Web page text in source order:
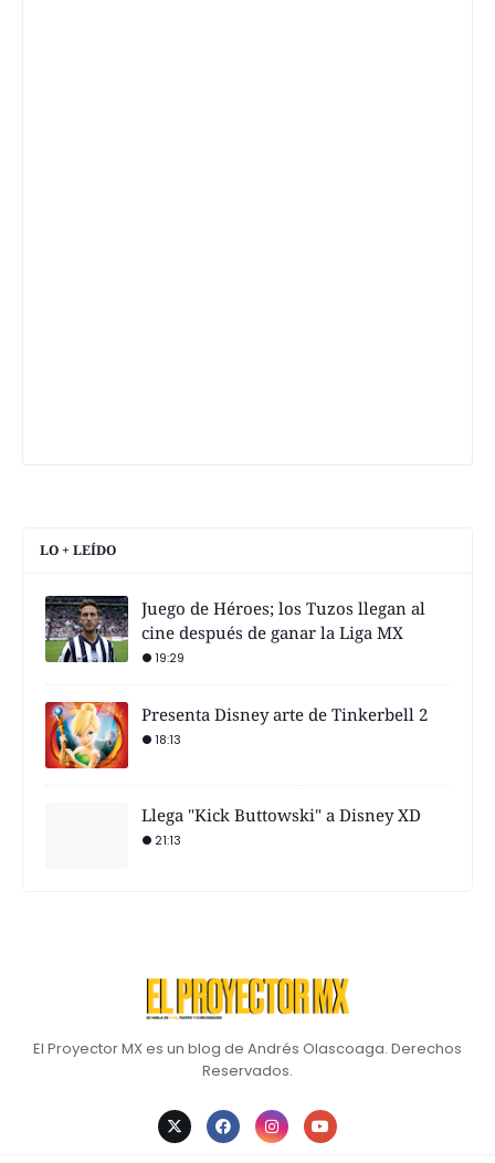
LO + LEÍDO
Juego de Héroes; los Tuzos llegan al
cine después de ganar la Liga MX
19:29
Presenta Disney arte de Tinkerbell 2
18:13
Llega "Kick Buttowski" a Disney XD
21:13
El Proyector MX es un blog de Andrés Olascoaga. Derechos
Reservados.